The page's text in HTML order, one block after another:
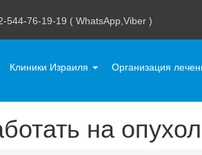
544-76-19-19 ( WhatsApp,Viber )
Клиники Израиля Организация
на